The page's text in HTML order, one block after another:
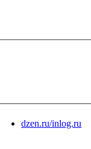
dzen.ru/inlog.ru